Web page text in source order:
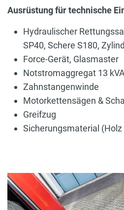
Ausrüstung für technische
Hydraulischer
SP40, Schere S180,
Force-Gerät, Glasmaster
Notstromaggregat 13 kVA
Zahnstangenwinde
Motorkettensägen &
Greifzug
Sicherungsmaterial (Holz